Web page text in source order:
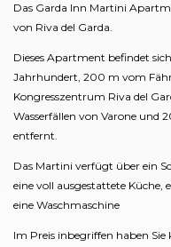
Das Garda Inn Martini
von Riva del Garda.
Dieses Apartment befindet
Jahrhundert, 200 m vom
Kongresszentrum Riva del
Wasserfällen von Varone und
entfernt.
Das Martini verfügt über ein
eine voll ausgestattete
eine Waschmaschine
Im Preis inbegriffen haben